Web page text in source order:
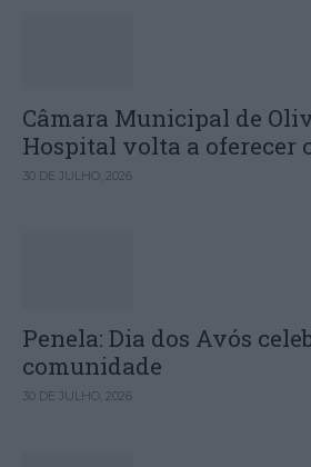
Câmara Municipal de
Hospital volta a oferecer
30 DE JULHO, 2026
Penela: Dia dos Avós
comunidade
30 DE JULHO, 2026